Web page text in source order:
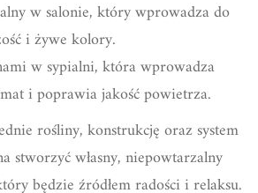
w salonie, który wprowadza do
i żywe kolory.
w sypialni, która wprowadza
i poprawia jakość powietrza.
rośliny, konstrukcję oraz system
stworzyć własny, niepowtarzalny
będzie źródłem radości i relaksu.